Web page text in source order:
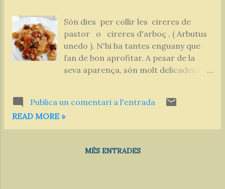
Són dies per collir les cireres de
pastor o cireres d'arboç , ( Arbutus
unedo ). N'hi ha tantes enguany que
fan de bon aprofitar. A pesar de la
seva aparença, són molt delicades i
senceres. Es poden menjar crues de
l'arbre, però també se'n poden fer
delicioses confitures, i pastissos La
dóna una consistència especial que
Publica un comentari a l'entrada
READ MORE »
MÉS ENTRADES